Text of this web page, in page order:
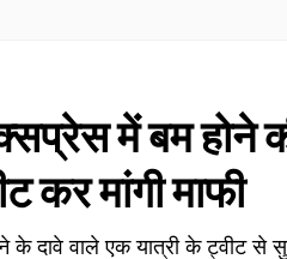
में बम होने
कर मांगी माफी
के दावे वाले एक यात्री के ट्वीट से